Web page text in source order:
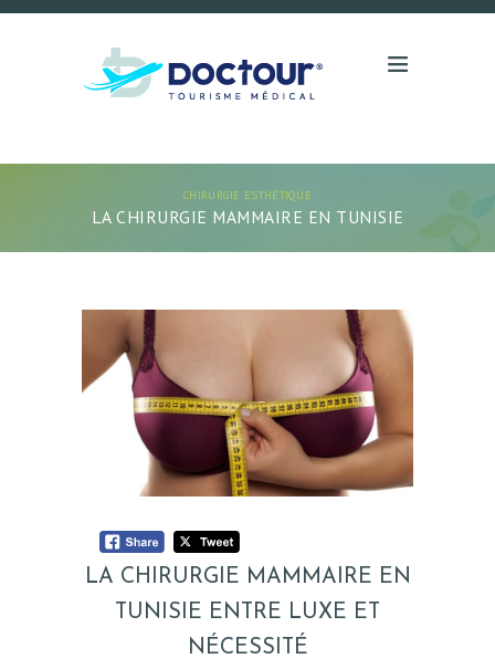
CHIRURGIE ESTHÉTIQUE
LA CHIRURGIE MAMMAIRE EN TUNISIE
LA CHIRURGIE MAMMAIRE EN
TUNISIE ENTRE LUXE ET
NÉCESSITÉ